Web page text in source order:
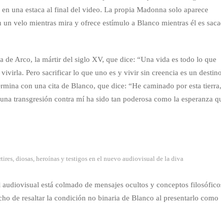
una estaca al final del video. La propia Madonna solo aparece
velo mientras mira y ofrece estímulo a Blanco mientras él es
de Arco, la mártir del siglo XV, que dice: “Una vida es todo lo que
Pero sacrificar lo que uno es y vivir sin creencia es un destino
con una cita de Blanco, que dice: “He caminado por esta tierra,
transgresión contra mí ha sido tan poderosa como la esperanza
diosas, heroínas y testigos en el nuevo audiovisual de la diva
está colmado de mensajes ocultos y conceptos
de resaltar la condición no binaria de Blanco al presentarlo como